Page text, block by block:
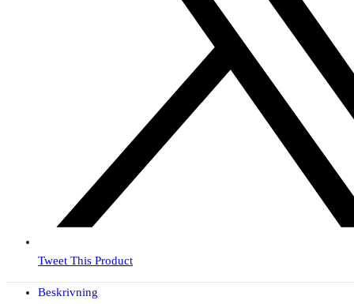
Tweet This Product
Beskrivning